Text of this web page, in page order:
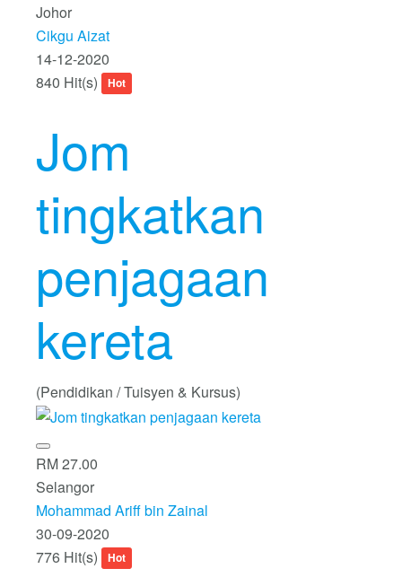
Johor
Cikgu Aizat
14-12-2020
840 Hit(s)
Hot
Jom
tingkatkan
penjagaan
kereta
(Pendidikan / Tuisyen & Kursus)
RM 27.00
Selangor
Mohammad Ariff bin Zainal
30-09-2020
776 Hit(s)
Hot